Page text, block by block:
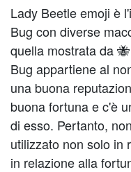
Lady Beetle emoji è
Bug con diverse
quella mostrata da
Bug appartiene al
una buona
buona fortuna e c'è
di esso. Pertanto,
utilizzato non solo in
in relazione alla